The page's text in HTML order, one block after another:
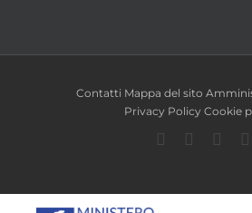
Contatti Mappa del sito
Privacy Policy Cookie
Facebook
Twitter